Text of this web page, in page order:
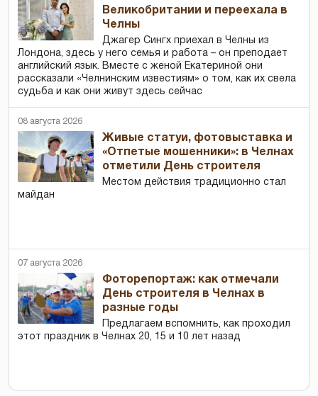
Великобритании и переехала в
Челны
Джагер Сингх приехал в Челны из
Лондона, здесь у него семья и работа – он преподает
английский язык. Вместе с женой Екатериной они
рассказали «Челнинским известиям» о том, как их свела
судьба и как они живут здесь сейчас
08 августа 2026
Живые статуи, фотовыставка и
«Отпетые мошенники»: в Челнах
отметили День строителя
Местом действия традиционно стал
майдан
07 августа 2026
Фоторепортаж: как отмечали
День строителя в Челнах в
разные годы
Предлагаем вспомнить, как проходил
этот праздник в Челнах 20, 15 и 10 лет назад